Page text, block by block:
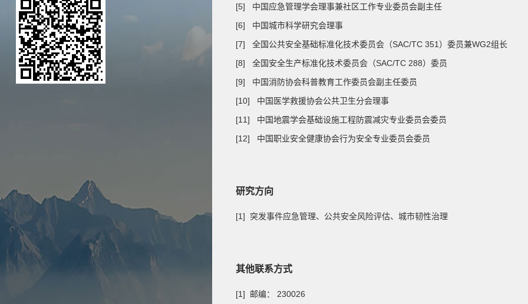
[5] 中国应急管理学会理事兼社区工作专业委员会副主任
[6] 中国城市科学研究会理事
[7] 全国公共安全基础标准化技术委员会（SAC/TC 351）委员兼WG2组长
[8] 全国安全生产标准化技术委员会（SAC/TC 288）委员
[9] 中国消防协会科普教育工作委员会副主任委员
[10] 中国医学救援协会公共卫生分会理事
[11] 中国地震学会基础设施工程防震减灾专业委员会委员
[12] 中国职业安全健康协会行为安全专业委员会委员
研究方向
[1] 突发事件应急管理、公共安全风险评估、城市韧性治理
其他联系方式
[1] 邮编： 230026